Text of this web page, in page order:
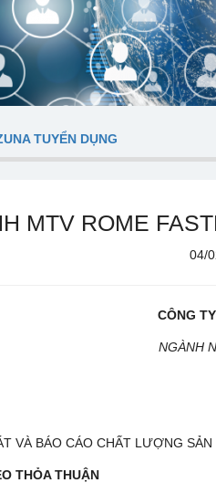
TUYỂN DỤNG
MTV ROME
04/
CÔNG
NGÀNH
VÀ BÁO CÁO CHẤT LƯỢNG
THỎA THUẬN